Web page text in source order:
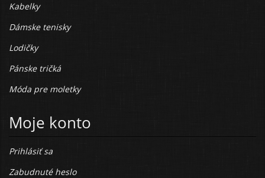
Kabelky
Dámske tenisky
Lodičky
Pánske tričká
Móda pre moletky
Moje konto
Prihlásiť sa
Zabudnuté heslo